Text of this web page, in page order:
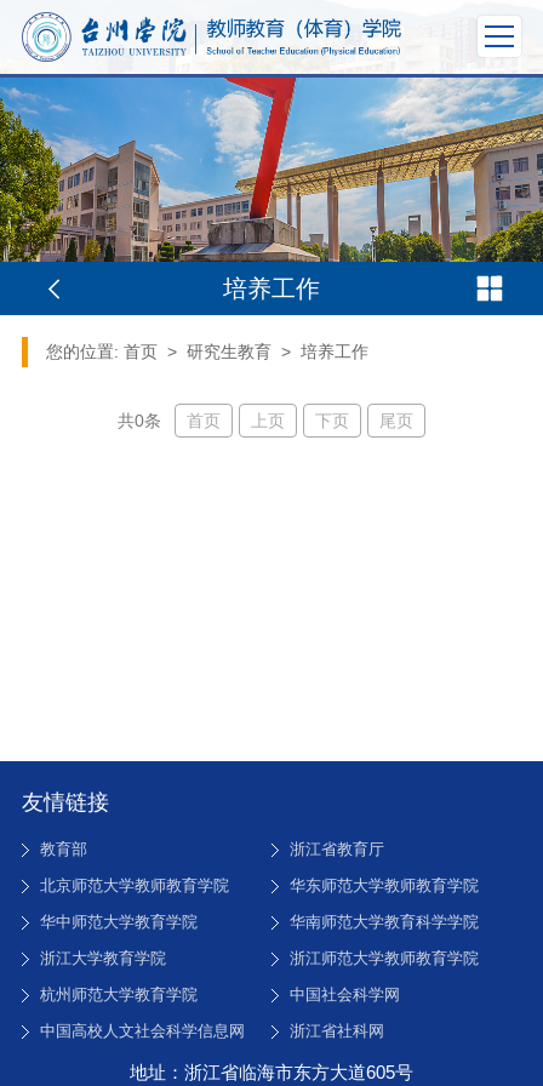
培养工作
您的位置: 首页> 研究生教育> 培养工作
共0条 首页 上页 下页 尾页
友情链接
教育部
浙江省教育厅
北京师范大学教师教育学院
华东师范大学教师教育学院
华中师范大学教育学院
华南师范大学教育科学学院
浙江大学教育学院
浙江师范大学教师教育学院
杭州师范大学教育学院
中国社会科学网
中国高校人文社会科学信息网
浙江省社科网
地址：浙江省临海市东方大道605号